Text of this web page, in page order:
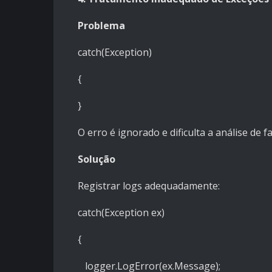
Problema
catch(Exception)
{
}
O erro é ignorado e dificulta a análise de
Solução
Registrar logs adequadamente:
catch(Exception ex)
{
logger.LogError(ex.Message);